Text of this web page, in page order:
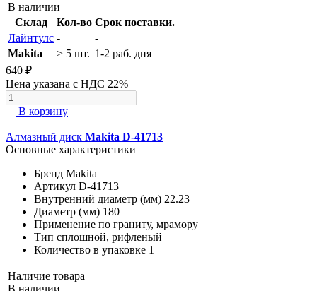
В наличии
Склад
Кол-во Срок поставки.
Лайнтулс -
-
Makita
> 5 шт. 1-2 раб. дня
640 ₽
Цена указана с НДС 22%
В корзину
Алмазный диск Makita D-41713
Основные характеристики
Бренд Makita
Артикул D-41713
Внутренний диаметр (мм) 22.23
Диаметр (мм) 180
Применение по граниту, мрамору
Тип сплошной, рифленый
Количество в упаковке 1
Наличие товара